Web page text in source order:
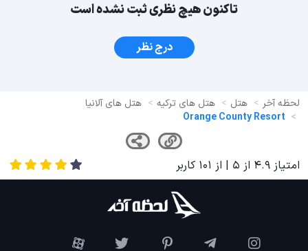
تاکنون هیچ نظری ثبت نشده است
درج نظر
لحظه آخر هتل هتل های ترکیه
هتل های آلانیا
Orange County Resort
امتیاز 4.9 از 5 | از 101 کاربر